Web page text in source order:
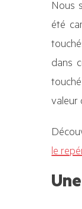
Nous
été
dans
valeur
le